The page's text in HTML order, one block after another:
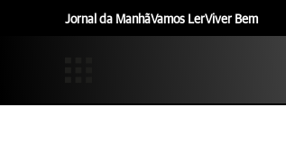
Jornal da ManhãVamos LerViver Bem